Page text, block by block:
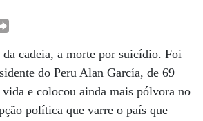
da cadeia, a morte por suicídio. Foi
do Peru Alan García, de 69
e colocou ainda mais pólvora no
política que varre o país que